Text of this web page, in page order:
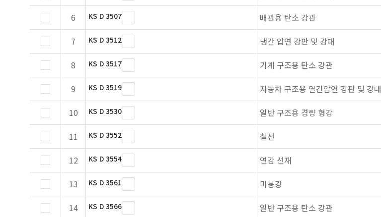
6
KS D 3507 배관용 탄소 강관
7
KS D 3512 냉간 압연 강판 및 강대
8
KS D 3517 기계 구조용 탄소 강관
9
KS D 3519 자동차 구조용 열간압연 강판 및 강대
10
KS D 3530 일반 구조용 경량 형강
11
KS D 3552 철선
12
KS D 3554 연강 선재
13
KS D 3561 마봉강
14
KS D 3566 일반 구조용 탄소 강관